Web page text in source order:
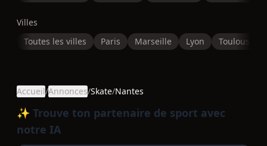
Villes
Toutes les villes
Paris Marseille Lyon Toulouse
Accueil/Annonces/Skate/Nantes
✨ Trouve ton partenaire de sport avec
notre IA